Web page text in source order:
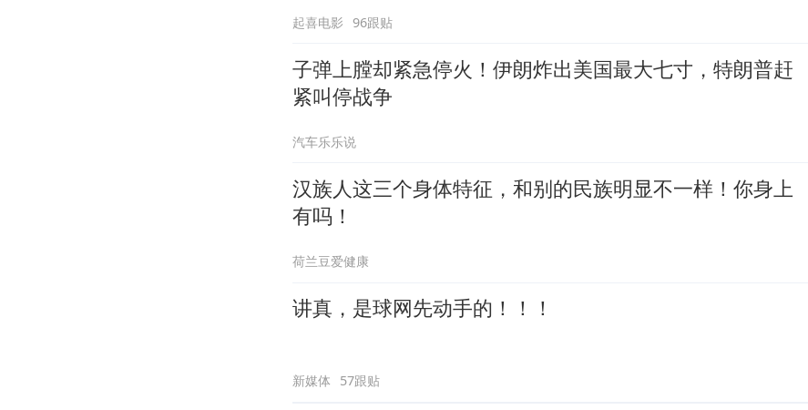
起喜电影 96跟贴
子弹上膛却紧急停火！伊朗炸出美国最大七寸，特朗普赶
紧叫停战争
汽车乐乐说
汉族人这三个身体特征，和别的民族明显不一样！你身上
有吗！
荷兰豆爱健康
讲真，是球网先动手的！！！
新媒体 57跟贴